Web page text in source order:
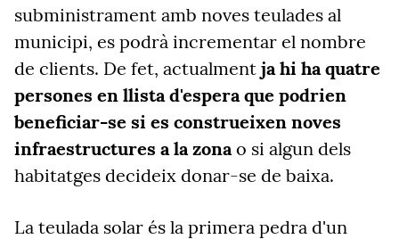
subministrament amb noves teulades al
municipi, es podrà incrementar el nombre
de clients. De fet, actualment ja hi ha quatre
persones en llista d'espera que podrien
beneficiar-se si es construeixen noves
infraestructures a la zonao si algun dels
habitatges decideix donar-se de baixa.
La teulada solar és la primera pedra d'un